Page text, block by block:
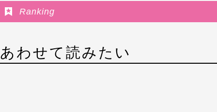
Ranking
あわせて読みたい